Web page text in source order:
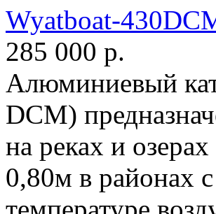
Wyatboat-
285 000 р.
Алюминиевый
DCM)
на реках и
0,80м в районах